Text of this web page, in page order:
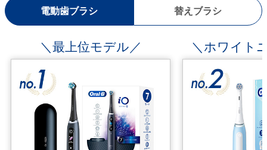
電動歯ブラシ 替えブラシ